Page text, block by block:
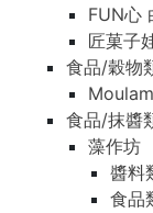
FUN心
匠菓子
食品/穀物
食品/抹醬
藻作坊
醬料
食品